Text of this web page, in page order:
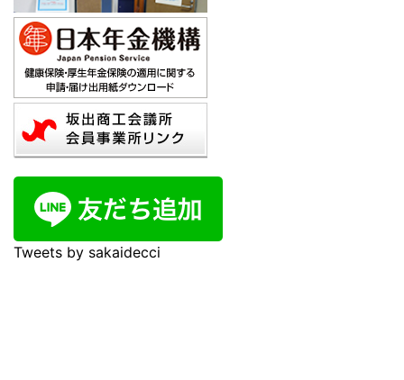
Tweets by sakaidecci